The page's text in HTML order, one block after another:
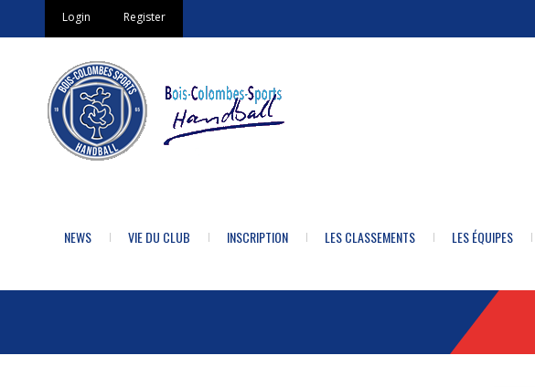
Login Register
NEWS VIE DU CLUB INSCRIPTION LES CLASSEMENTS LES ÉQUIPES